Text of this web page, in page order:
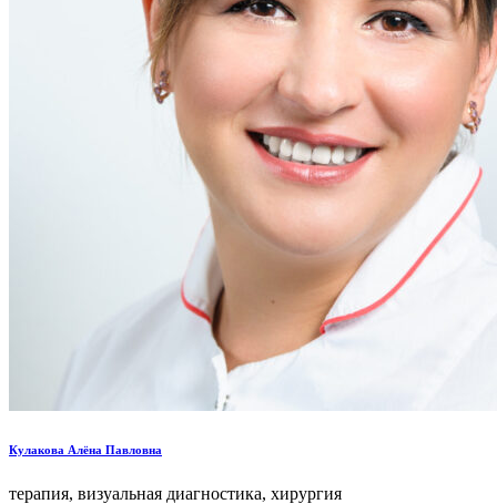
Кулакова Алёна Павловна
терапия, визуальная диагностика, хирургия